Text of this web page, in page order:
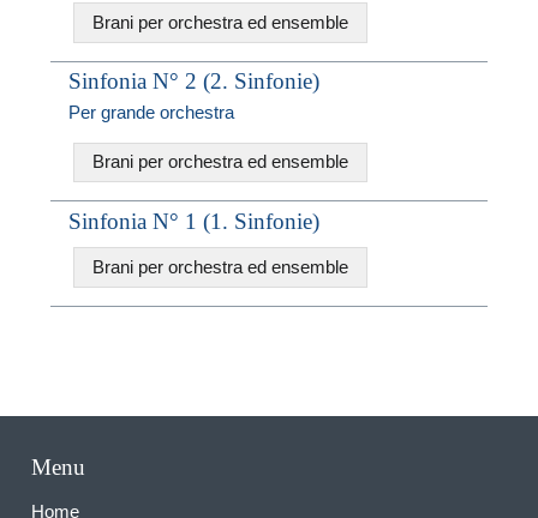
Brani per orchestra ed ensemble
Sinfonia N° 2 (2. Sinfonie)
Per grande orchestra
Brani per orchestra ed ensemble
Sinfonia N° 1 (1. Sinfonie)
Brani per orchestra ed ensemble
Menu
Home